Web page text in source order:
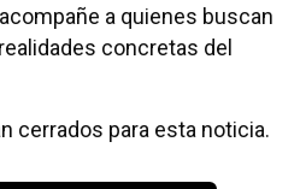
a quienes buscan
concretas del
cerrados para esta noticia.